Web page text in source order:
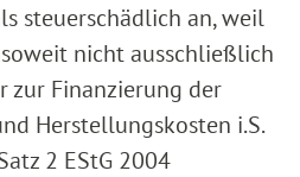
steuerschädlich an, weil
nicht ausschließlich
zur Finanzierung der
Herstellungskosten i.S.
2 EStG 2004